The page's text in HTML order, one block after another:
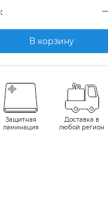
В корзину
Защитная
ламинация
Доставка в
любой регион